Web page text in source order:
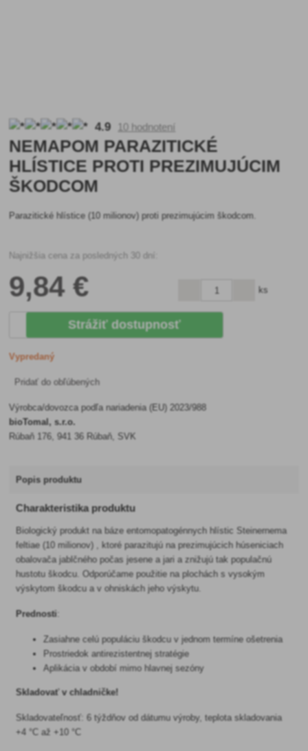
4.9 10 hodnotení
NEMAPOM PARAZITICKÉ
HLÍSTICE PROTI PREZIMUJÚCIM
ŠKODCOM
Parazitické hlístice (10 milionov) proti prezimujúcim škodcom.
Najnižšia cena za posledných 30 dní:
9,84 € ks
Strážiť dostupnosť
Vypredaný
Pridať do obľúbených
Výrobca/dovozca podľa nariadenia (EU) 2023/988
bioTomal, s.r.o.
Rúbaň 176, 941 36 Rúbaň, SVK
Popis produktu
Charakteristika produktu
Biologický produkt na báze entomopatogénnych hlístic Steinernema
feltiae (10 milionov) , ktoré parazitujú na prezimujúcich húseniciach
obalovača jablčného počas jesene a jari a znižujú tak populačnú
hustotu škodcu. Odporúčame použitie na plochách s vysokým
výskytom škodcu a v ohniskách jeho výskytu.
Prednosti
Zasiahne celú populáciu škodcu v jednom termíne ošetrenia
Prostriedok antirezistentnej stratégie
Aplikácia v období mimo hlavnej sezóny
Skladovať v chladničke!
Skladovateľnosť: 6 týždňov od dátumu výroby, teplota skladovania
+4 °C až +10 °C